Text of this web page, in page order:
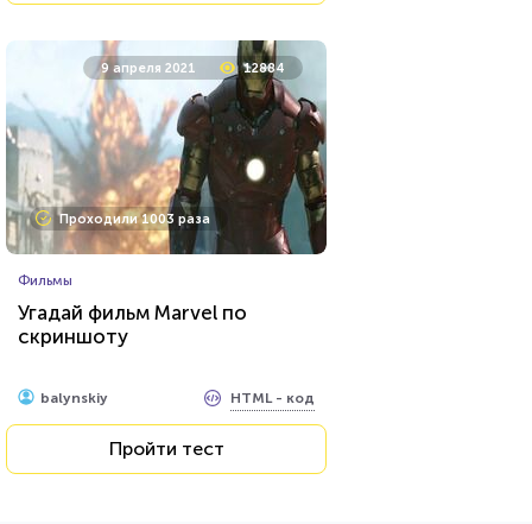
9 апреля 2021 12884
Проходили 1003 раза
Фильмы
Угадай фильм Marvel по
скриншоту
balynskiy HTML - код
Пройти тест